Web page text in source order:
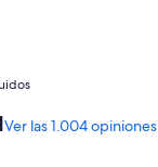
Ver las 1.004 opiniones